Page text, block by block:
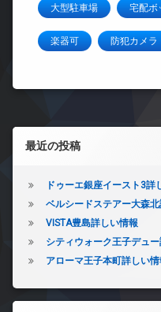
大型駐車場 宅配ボ
楽器可 防犯カメラ
左サイドバー
最近の投稿
ドゥーエ銀座イースト3詳
ベルシードステアー大森
VISTA豊島詳しい情報
シティウォーク王子デュ
アローマ王子本町詳しい情